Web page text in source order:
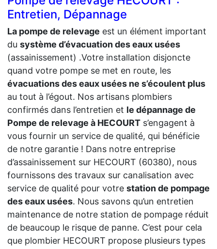
Entretien, Dépannage
La pompe de relevage est un élément important
du système d’évacuation des eaux usées
(assainissement) .Votre installation disjoncte
quand votre pompe se met en route, les
évacuations des eaux usées ne s’écoulent plus
au tout à l’égout. Nos artisans plombiers
confirmés dans l’entretien et le dépannage de
Pompe de relevage à HECOURT s’engagent à
vous fournir un service de qualité, qui bénéficie
de notre garantie ! Dans notre entreprise
d’assainissement sur HECOURT (60380), nous
fournissons des travaux sur canalisation avec
service de qualité pour votre station de pompage
des eaux usées. Nous savons qu’un entretien
maintenance de notre station de pompage réduit
de beaucoup le risque de panne. C’est pour cela
que plombier HECOURT propose plusieurs types